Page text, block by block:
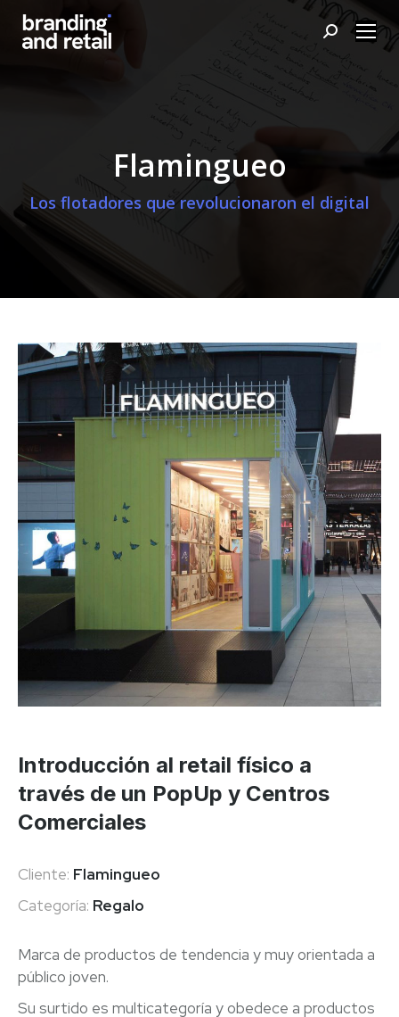
Buscar:
Flamingueo
Los flotadores que revolucionaron el digital
Introducción al retail físico a
través de un PopUp y Centros
Comerciales
Cliente: Flamingueo
Categoría: Regalo
Marca de productos de tendencia y muy orientada a
público joven.
Su surtido es multicategoría y obedece a productos